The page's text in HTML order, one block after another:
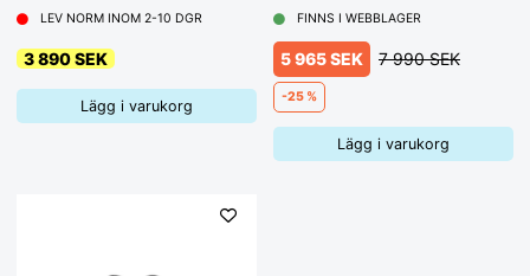
LEV NORM INOM 2-10 DGR
3 890 SEK
Lägg i varukorg
FINNS I WEBBLAGER
5 965 SEK 7 990 SEK
-25 %
Lägg i varukorg